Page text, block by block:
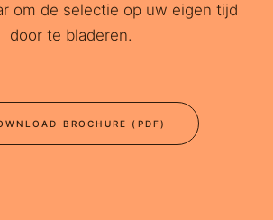
om de selectie op uw eigen tijd
door te bladeren.
BROCHURE (PDF)